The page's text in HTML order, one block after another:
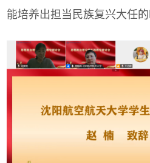
能培养出担当民族复兴大任的